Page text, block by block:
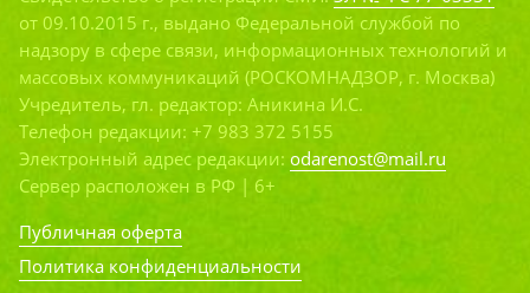
от 09.10.2015 г., выдано Федеральной службой по
надзору в сфере связи, информационных технологий и
массовых коммуникаций (РОСКОМНАДЗОР, г. Москва)
Учредитель, гл. редактор: Аникина И.С.
Телефон редакции: +7 983 372 5155
Электронный адрес редакции: odarenost@mail.ru
Сервер расположен в РФ | 6+
Публичная оферта
Политика конфиденциальности